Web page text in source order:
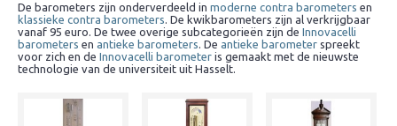
De barometers zijn onderverdeeld in moderne contra barometers en
klassieke contra barometers. De kwikbarometers zijn al verkrijgbaar
vanaf 95 euro. De twee overige subcategorieën zijn de Innovacelli
barometers en antieke barometers. De antieke barometer spreekt
voor zich en de Innovacelli barometer is gemaakt met de nieuwste
technologie van de universiteit uit Hasselt.